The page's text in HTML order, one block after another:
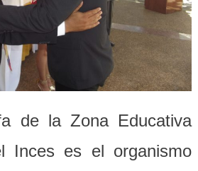
de la Zona Educativa
Inces es el organismo